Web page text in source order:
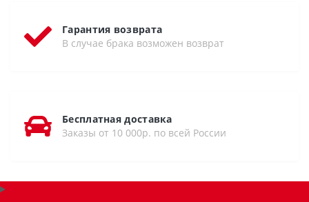
Гарантия возврата
В случае брака возможен возврат
Бесплатная доставка
Заказы от 10 000р. по всей России